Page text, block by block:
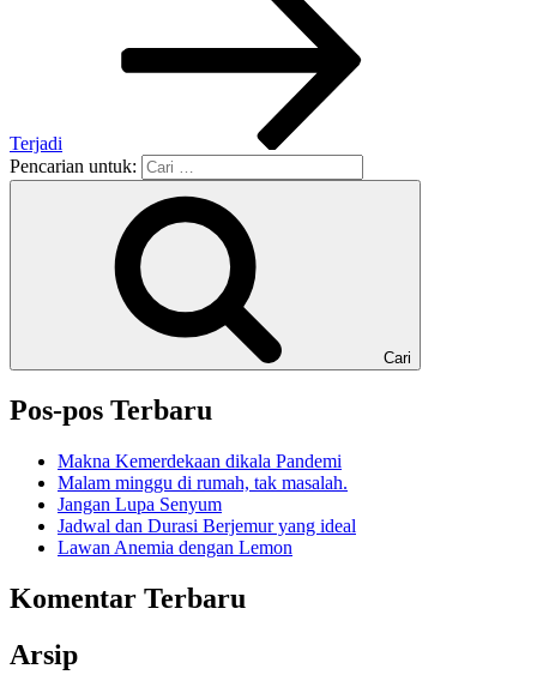
Terjadi
Pencarian untuk:
Cari
Pos-pos Terbaru
Makna Kemerdekaan dikala Pandemi
Malam minggu di rumah, tak masalah.
Jangan Lupa Senyum
Jadwal dan Durasi Berjemur yang ideal
Lawan Anemia dengan Lemon
Komentar Terbaru
Arsip